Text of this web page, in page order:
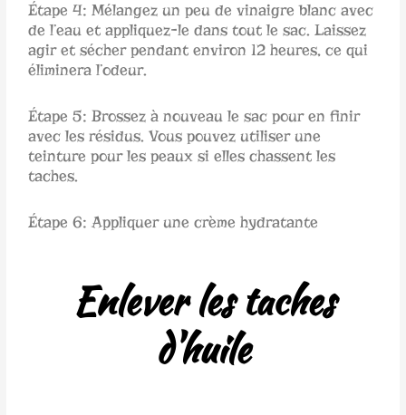
Étape 4: Mélangez un peu de vinaigre blanc avec
de l’eau et appliquez-le dans tout le sac. Laissez
agir et sécher pendant environ 12 heures, ce qui
éliminera l’odeur.
Étape 5: Brossez à nouveau le sac pour en finir
avec les résidus. Vous pouvez utiliser une
teinture pour les peaux si elles chassent les
taches.
Étape 6: Appliquer une crème hydratante
Enlever les taches
d'huile